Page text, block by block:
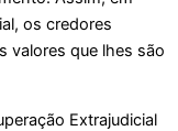
os credores
valores que lhes são
Extrajudicial